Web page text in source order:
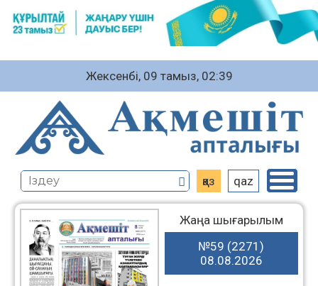
Жексенбі, 09 тамыз, 02:39
қаз qaz
Жаңа шығарылым
№59 (2271)
08.08.2026